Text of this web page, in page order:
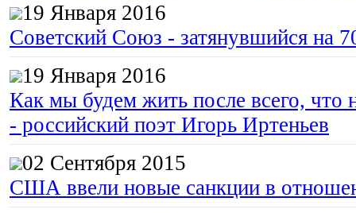
19 Января 2016
Советский Союз - затянувшийся на
19 Января 2016
Как мы будем жить после всего, что
- российский поэт Игорь Иртеньев
02 Сентября 2015
США ввели новые санкции в